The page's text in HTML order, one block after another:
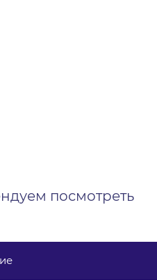
посмотреть